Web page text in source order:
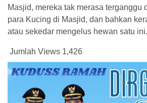
Masjid, mereka tak merasa terganggu
para Kucing di Masjid, dan bahkan
atau sekedar mengelus hewan satu ini.
Jumlah Views 1,426